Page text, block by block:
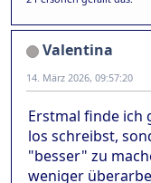
Valentina
14. März 2026, 09:57:20
Erstmal finde ich
los schreibst,
"besser" zu
weniger